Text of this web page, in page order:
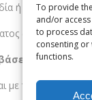
To provide
and/or
to process
consenting or
functions.
ή η μικροφαλλία.
(π.χ.
ή ιατρικών
με το μέγεθος